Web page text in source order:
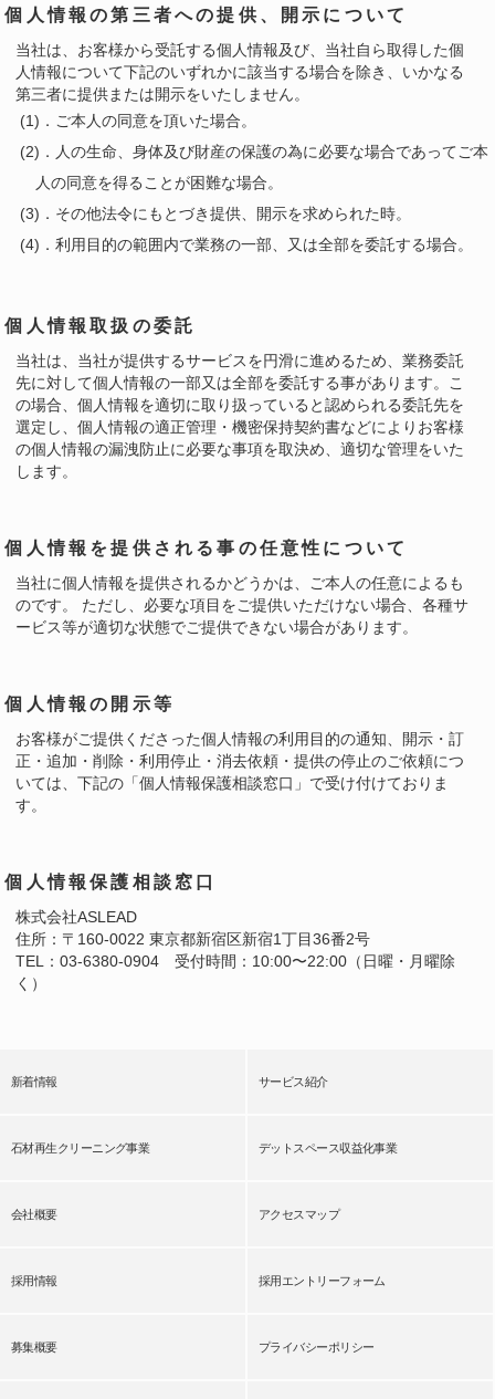
個人情報の第三者への提供、開示について
当社は、お客様から受託する個人情報及び、当社自ら取得した個
人情報について下記のいずれかに該当する場合を除き、いかなる
第三者に提供または開示をいたしません。
(1)．ご本人の同意を頂いた場合。
(2)．人の生命、身体及び財産の保護の為に必要な場合であってご本
人の同意を得ることが困難な場合。
(3)．その他法令にもとづき提供、開示を求められた時。
(4)．利用目的の範囲内で業務の一部、又は全部を委託する場合。
個人情報取扱の委託
当社は、当社が提供するサービスを円滑に進めるため、業務委託
先に対して個人情報の一部又は全部を委託する事があります。こ
の場合、個人情報を適切に取り扱っていると認められる委託先を
選定し、個人情報の適正管理・機密保持契約書などによりお客様
の個人情報の漏洩防止に必要な事項を取決め、適切な管理をいた
します。
個人情報を提供される事の任意性について
当社に個人情報を提供されるかどうかは、ご本人の任意によるも
のです。 ただし、必要な項目をご提供いただけない場合、各種サ
ービス等が適切な状態でご提供できない場合があります。
個人情報の開示等
お客様がご提供くださった個人情報の利用目的の通知、開示・訂
正・追加・削除・利用停止・消去依頼・提供の停止のご依頼につ
いては、下記の「個人情報保護相談窓口」で受け付けておりま
す。
個人情報保護相談窓口
株式会社ASLEAD
住所：〒160-0022 東京都新宿区新宿1丁目36番2号
TEL：03-6380-0904 受付時間：10:00〜22:00（日曜・月曜除
く）
新着情報 サービス紹介
石材再生クリーニング事業 デットスペース収益化事業
会社概要 アクセスマップ
採用情報 採用エントリーフォーム
募集概要 プライバシーポリシー